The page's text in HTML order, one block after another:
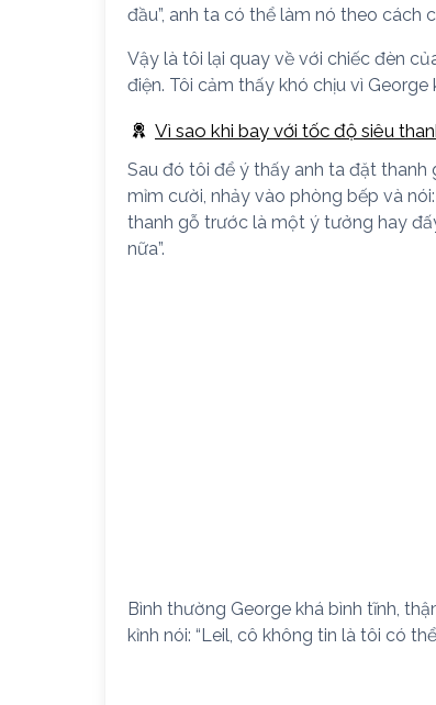
đầu”, anh ta có thể làm nó theo cách
Vậy là tôi lại quay về với chiếc đèn
điện. Tôi cảm thấy khó chịu vì
Vì sao khi bay với tốc độ siêu
Sau đó tôi để ý thấy anh ta đặt thanh
mỉm cười, nhảy vào phòng bếp và
thanh gỗ trước là một ý tưởng hay
nữa”.
Bình thường George khá bình tĩnh,
kỉnh nói: “Leil, cô không tin là tôi có